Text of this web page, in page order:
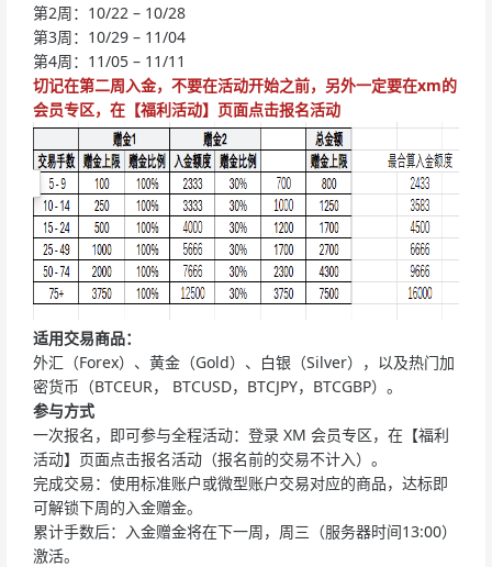
第2周：10/22 – 10/28
第3周：10/29 – 11/04
第4周：11/05 – 11/11
切记在第二周入金，不要在活动开始之前，另外一定要在xm的
会员专区，在【福利活动】页面点击报名活动
适用交易商品：
外汇（Forex）、黄金（Gold）、白银（Silver），以及热门加
密货币（BTCEUR， BTCUSD，BTCJPY，BTCGBP）。
参与方式
一次报名，即可参与全程活动：登录 XM 会员专区，在【福利
活动】页面点击报名活动（报名前的交易不计入）。
完成交易：使用标准账户或微型账户交易对应的商品，达标即
可解锁下周的入金赠金。
累计手数后：入金赠金将在下一周，周三（服务器时间13:00）
激活。